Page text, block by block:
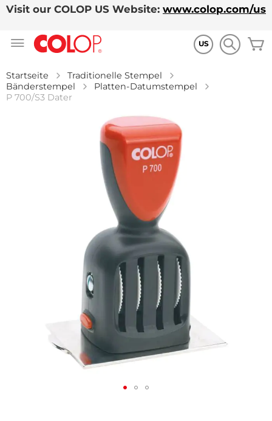
Visit our COLOP US Website: www.colop.com/us
US
Startseite
Traditionelle Stempel
Bänderstempel
Platten-Datumstempel
P 700/S3 Dater